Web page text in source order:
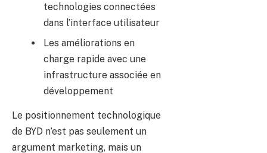
technologies connectées
dans l’interface utilisateur
Les améliorations en
charge rapide avec une
infrastructure associée en
développement
Le positionnement technologique
de BYD n’est pas seulement un
argument marketing, mais un